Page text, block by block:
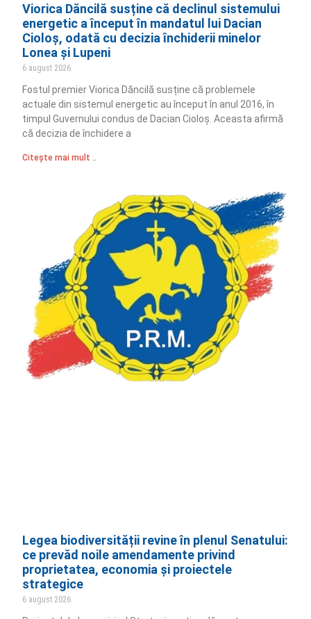
Viorica Dăncilă susține că declinul sistemului
energetic a început în mandatul lui Dacian
Cioloș, odată cu decizia închiderii minelor
Lonea și Lupeni
6 august 2026
Fostul premier Viorica Dăncilă susține că problemele
actuale din sistemul energetic au început în anul 2016, în
timpul Guvernului condus de Dacian Cioloș. Aceasta afirmă
că decizia de închidere a
Citește mai mult ..
Legea biodiversității revine în plenul Senatului:
ce prevăd noile amendamente privind
proprietatea, economia și proiectele
strategice
6 august 2026